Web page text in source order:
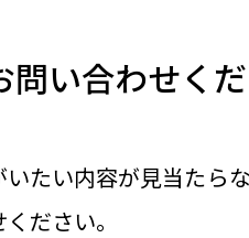
い合わせくだ
たい内容が見当たら
ださい。